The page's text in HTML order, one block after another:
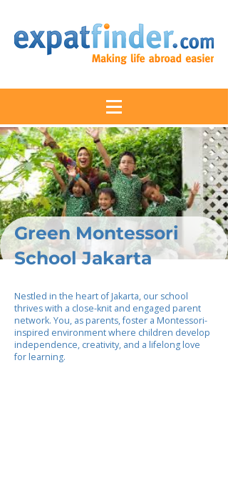
Green Montessori
School Jakarta
Nestled in the heart of Jakarta, our school
thrives with a close-knit and engaged parent
network. You, as parents, foster a Montessori-
inspired environment where children develop
independence, creativity, and a lifelong love
for learning.